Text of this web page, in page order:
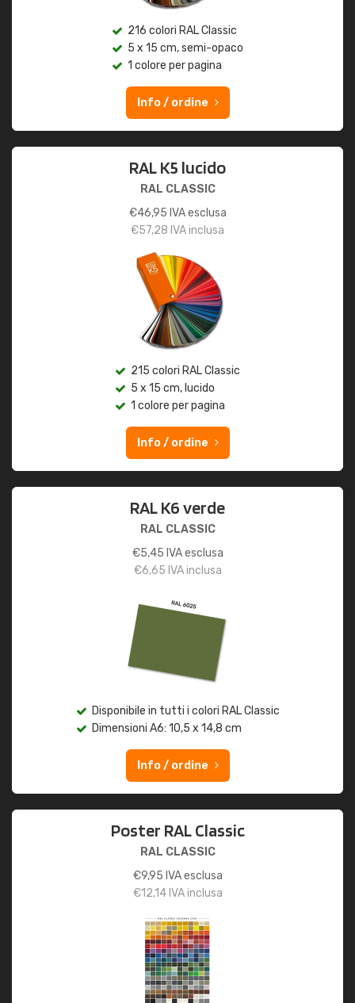
216 colori RAL Classic
5 x 15 cm, semi-opaco
1 colore per pagina
Info / ordine
RAL K5 lucido
RAL CLASSIC
€46,95 IVA esclusa
€57,28 IVA inclusa
215 colori RAL Classic
5 x 15 cm, lucido
1 colore per pagina
Info / ordine
RAL K6 verde
RAL CLASSIC
€5,45 IVA esclusa
€6,65 IVA inclusa
Disponibile in tutti i colori RAL Classic
Dimensioni A6: 10,5 x 14,8 cm
Info / ordine
Poster RAL Classic
RAL CLASSIC
€9,95 IVA esclusa
€12,14IVA inclusa